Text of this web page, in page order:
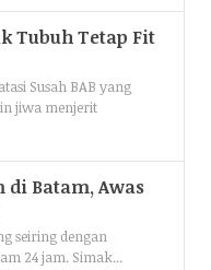
Tubuh Tetap Fit
Susah BAB yang
jiwa menjerit
di Batam, Awas
seiring dengan
24 jam. Simak...